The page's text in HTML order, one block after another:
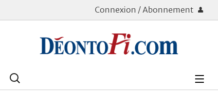
Connexion / Abonnement
Rechercher